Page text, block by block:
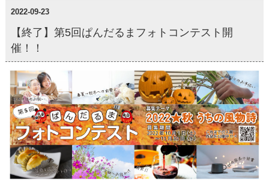
2022-09-23
【終了】第5回ぱんだるまフォトコンテスト開
催！！